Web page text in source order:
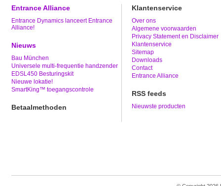
Entrance Alliance
Entrance Dynamics lanceert Entrance
Alliance!
Nieuws
Bau München
Universele multi-frequentie handzender
EDSL450 Besturingskit
Nieuwe lokatie!
SmartKing™ toegangscontrole
Betaalmethoden
Klantenservice
Over ons
Algemene voorwaarden
Privacy Statement en Disclaimer
Klantenservice
Sitemap
Downloads
Contact
Entrance Alliance
RSS feeds
Nieuwste producten